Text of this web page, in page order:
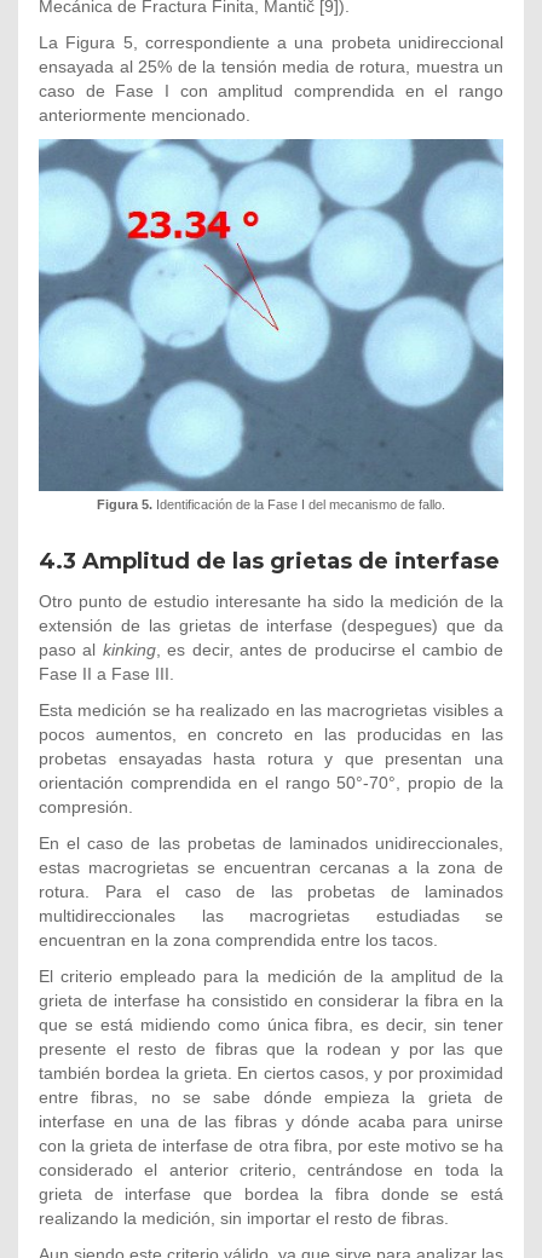
Mecánica de Fractura Finita, Mantič [9]).
La Figura 5, correspondiente a una probeta unidireccional
ensayada al 25% de la tensión media de rotura, muestra un
caso de Fase I con amplitud comprendida en el rango
anteriormente mencionado.
Figura 5. Identificación de la Fase I del mecanismo de fallo.
4.3 Amplitud de las grietas de interfase
Otro punto de estudio interesante ha sido la medición de la
extensión de las grietas de interfase (despegues) que da
paso al kinking, es decir, antes de producirse el cambio de
Fase II a Fase III.
Esta medición se ha realizado en las macrogrietas visibles a
pocos aumentos, en concreto en las producidas en las
probetas ensayadas hasta rotura y que presentan una
orientación comprendida en el rango 50°-70°, propio de la
compresión.
En el caso de las probetas de laminados unidireccionales,
estas macrogrietas se encuentran cercanas a la zona de
rotura. Para el caso de las probetas de laminados
multidireccionales las macrogrietas estudiadas se
encuentran en la zona comprendida entre los tacos.
El criterio empleado para la medición de la amplitud de la
grieta de interfase ha consistido en considerar la fibra en la
que se está midiendo como única fibra, es decir, sin tener
presente el resto de fibras que la rodean y por las que
también bordea la grieta. En ciertos casos, y por proximidad
entre fibras, no se sabe dónde empieza la grieta de
interfase en una de las fibras y dónde acaba para unirse
con la grieta de interfase de otra fibra, por este motivo se ha
considerado el anterior criterio, centrándose en toda la
grieta de interfase que bordea la fibra donde se está
realizando la medición, sin importar el resto de fibras.
Aun siendo este criterio válido, ya que sirve para analizar las